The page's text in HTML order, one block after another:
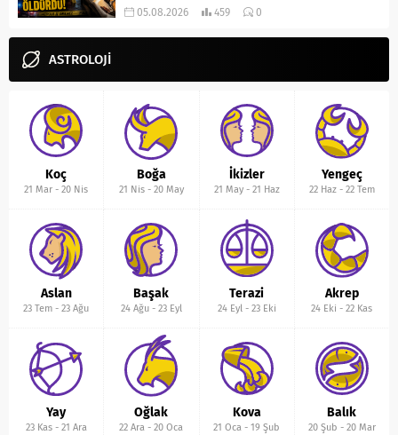
05.08.2026 459 0
ASTROLOJİ
Koç
21 Mar -20 Nis
Boğa
21 Nis- 20 May
İkizler
21 May- 21 Haz
Yengeç
22 Haz- 22 Tem
Aslan
23 Tem -23 Ağu
Başak
24 Ağu- 23 Eyl
Terazi
24 Eyl- 23 Eki
Akrep
24 Eki -22 Kas
Yay
23 Kas- 21 Ara
Oğlak
22 Ara -20 Oca
Kova
21 Oca -19 Şub
Balık
20 Şub - 20 Mar